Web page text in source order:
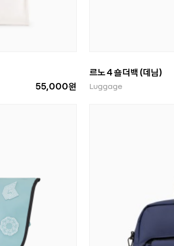
55,000원
르노 4 숄더백 (데님)
Luggage